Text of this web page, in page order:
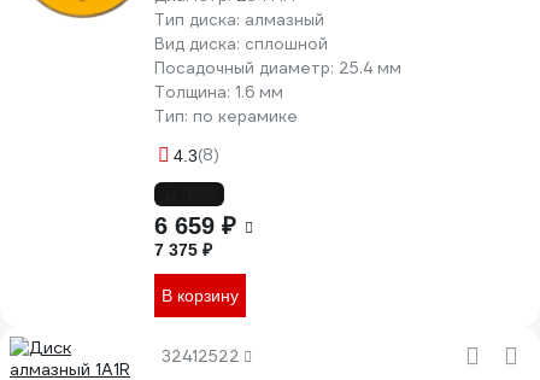
Тип диска: алмазный
Вид диска: сплошной
Посадочный диаметр: 25.4 мм
Толщина: 1.6 мм
Тип: по керамике
4.3(8)
6 659 ₽
7 375 ₽
В корзину
32412522